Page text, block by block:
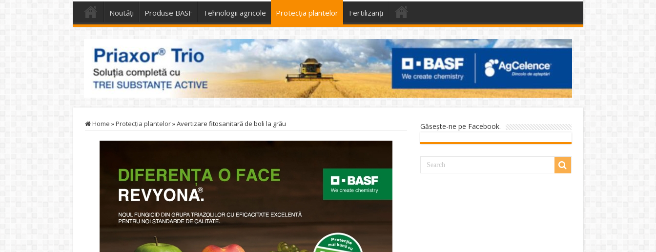
Noutăți Produse BASF Tehnologii agricole Protecţia plantelor Fertilizanți
Home »Protecţia plantelor»Avertizare fitosanitară de boli la grău Găseşte-ne pe Facebook.